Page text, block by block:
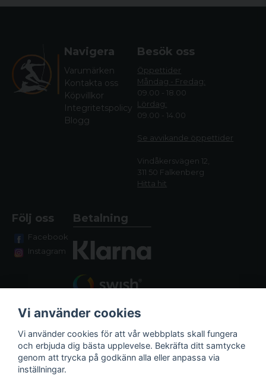
Navigera
Varumärken
Kontakta oss
Köpvillkor
Integritetspolicy
Blogg
Besök oss
Öppettider
Måndag - Fredag:
09.00 - 18.00
Lördag:
09.00 - 14.00
Se avvikande öppettider
Vindåkersvägen 12,
311 50 Falkenberg
Hitta hit
Följ oss
Facebook
Instagram
Betalning
Fraktalternativ
Vi använder cookies
Vi använder cookies för att vår webbplats skall fungera
och erbjuda dig bästa upplevelse. Bekräfta ditt samtycke
genom att trycka på godkänn alla eller anpassa via
inställningar.